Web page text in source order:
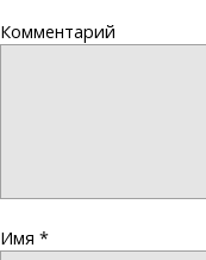
Комментарий
Имя *